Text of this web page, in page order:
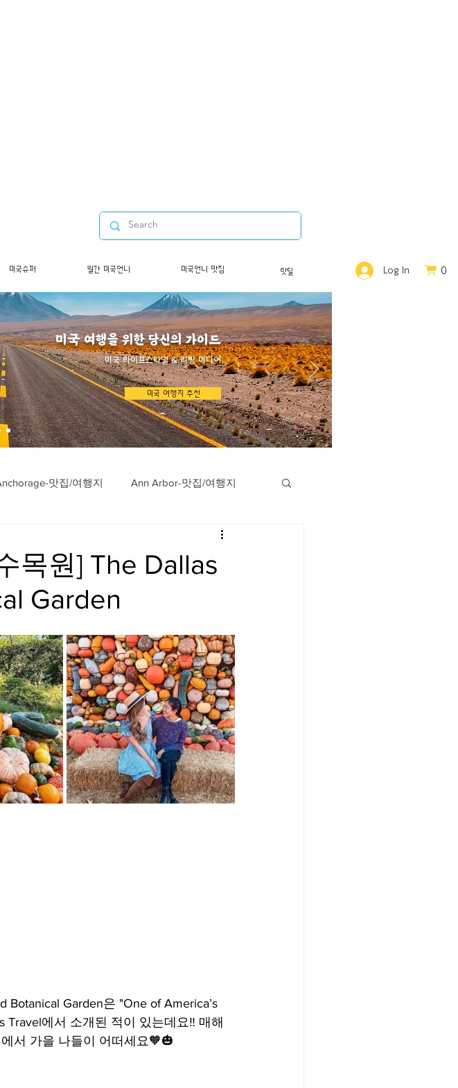
미국 여행을 위한 당신의 가이드
​미국 라이프스타일 & 리빙 미디어
미국 여행지 추천
맛집/여행지 Ann Arbor-맛집/여행지
Austin-맛집/여행지
/여행지 Baraboo-맛집/여행지
집/여행지 Boone-맛집/여행지
행지 Bretton Woods-맛집/여행지
집/여행지 Calipatria-맛집/여행지
목원] The Dallas
Garden
Botanical Garden은 "One of America’s
Travel에서 소개된 적이 있는데요‼️ 매해
서 가을 나들이 어떠세요🧡🎃
미국슈퍼 월간 미국언니 미국언니 맛집 핫딜 Log In 0